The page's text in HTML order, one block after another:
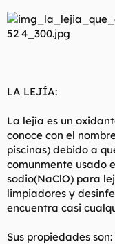
LA LEJÍA:
La lejía es un
conoce con el
piscinas) debido a
comunmente usado
sodio(NaClO) para
limpiadores y
encuentra casi
Sus propiedades